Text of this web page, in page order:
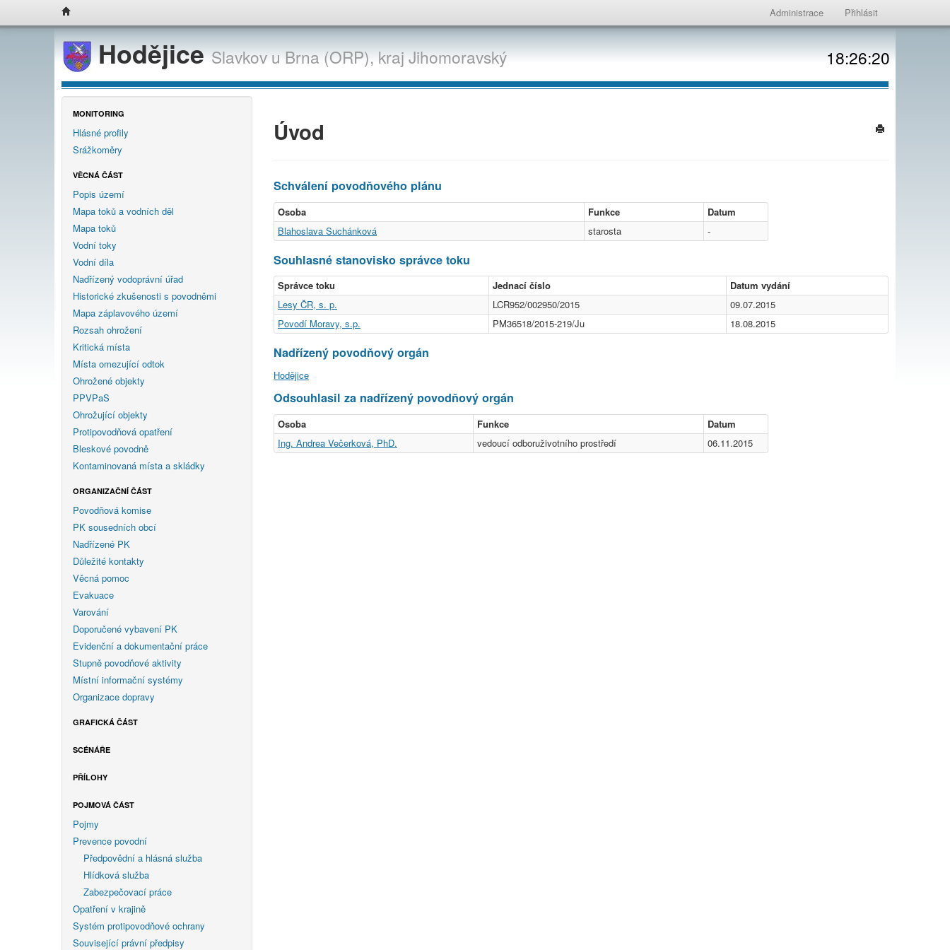
Administrace Přihlásit
HodějiceSlavkov u Brna (ORP),krajJihomoravský 18:26:20
MONITORING
Hlásné profily
Srážkoměry
VĚCNÁ ČÁST
Popis území
Mapa toků a vodních děl
Mapa toků
Vodní toky
Vodní díla
Nadřízený vodoprávní úřad
Historické zkušenosti s povodněmi
Mapa záplavového území
Rozsah ohrožení
Kritická místa
Místa omezující odtok
Ohrožené objekty
PPVPaS
Ohrožující objekty
Protipovodňová opatření
Bleskové povodně
Kontaminovaná místa a skládky
ORGANIZAČNÍ ČÁST
Povodňová komise
PK sousedních obcí
Nadřízené PK
Důležité kontakty
Věcná pomoc
Evakuace
Varování
Doporučené vybavení PK
Evidenční a dokumentační práce
Stupně povodňové aktivity
Místní informační systémy
Organizace dopravy
GRAFICKÁ ČÁST
SCÉNÁŘE
PŘÍLOHY
POJMOVÁ ČÁST
Pojmy
Prevence povodní
Předpovědní a hlásná služba
Hlídková služba
Zabezpečovací práce
Opatření v krajině
Systém protipovodňové ochrany
Související právní předpisy
Úvod
Schválení povodňového plánu
Osoba Funkce
Datum
Blahoslava Suchánková
starosta -
Souhlasné stanovisko správce toku
Správce toku Jednací číslo
Datum vydání
Lesy ČR, s. p.
LCR952/002950/2015
09.07.2015
Povodí Moravy, s.p.
PM36518/2015-219/Ju 18.08.2015
Nadřízený povodňový orgán
Hodějice
Odsouhlasil za nadřízený povodňový orgán
Osoba Funkce
Datum
Ing. Andrea Večerková, PhD.
vedoucí odboruživotního prostředí 06.11.2015